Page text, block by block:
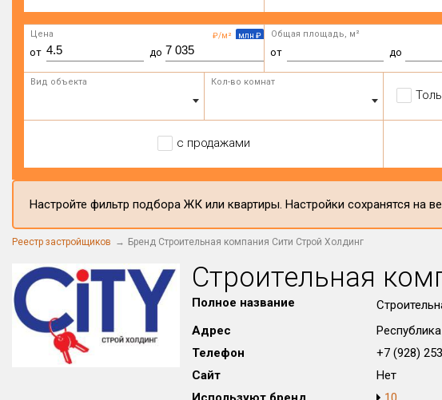
₽/м² млн ₽
Цена
от до
Общая площадь, м²
от до
Вид объекта Кол-во комнат
с продажами
Настройте фильтр подбора ЖК или квартиры. Настройки сохранятся на
Реестр застройщиков Бренд Строительная компания Сити Строй Холдинг
Строительная
Полное название
Адрес
Телефон
+7 (928)
Сайт
Нет